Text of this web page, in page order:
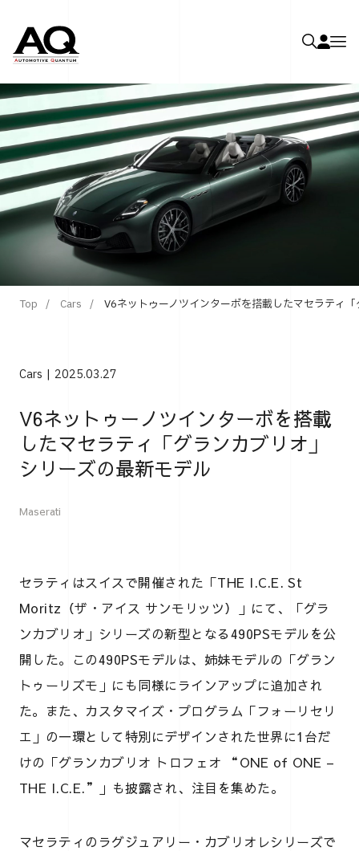
Top Cars V6ネットゥーノツインターボを搭載したマセラティ
Cars 2025.03.27
V6ネットゥーノツインターボを搭載
したマセラティ「グランカブリオ」
シリーズの最新モデル
Maserati
セラティはスイスで開催された「THE I.C.E. St
Moritz（ザ・アイス サンモリッツ）」にて、「グラ
ンカブリオ」シリーズの新型となる490PSモデルを公
開した。この490PSモデルは、姉妹モデルの「グラン
トゥーリズモ」にも同様にラインアップに追加され
た。また、カスタマイズ・プログラム「フォーリセリ
エ」の一環として特別にデザインされた世界に1台だ
けの「グランカブリオ トロフェオ “ONE of ONE –
THE I.C.E.”」も披露され、注目を集めた。
マセラティのラグジュアリー・カブリオレシリーズで